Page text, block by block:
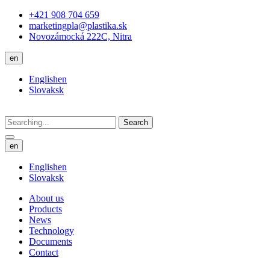
+421 908 704 659
marketingpla@plastika.sk
Novozámocká 222C, Nitra
en
Englishen
Slovaksk
Search
en
Englishen
Slovaksk
About us
Products
News
Technology
Documents
Contact